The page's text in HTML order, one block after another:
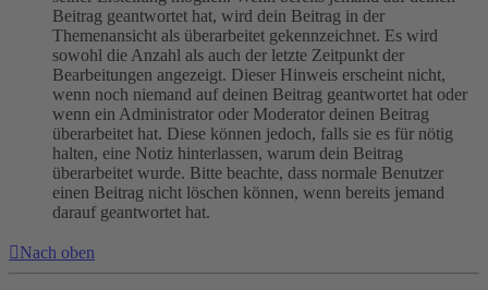
Beitrag geantwortet hat, wird dein Beitrag in der
Themenansicht als überarbeitet gekennzeichnet. Es wird
sowohl die Anzahl als auch der letzte Zeitpunkt der
Bearbeitungen angezeigt. Dieser Hinweis erscheint nicht,
wenn noch niemand auf deinen Beitrag geantwortet hat oder
wenn ein Administrator oder Moderator deinen Beitrag
überarbeitet hat. Diese können jedoch, falls sie es für nötig
halten, eine Notiz hinterlassen, warum dein Beitrag
überarbeitet wurde. Bitte beachte, dass normale Benutzer
einen Beitrag nicht löschen können, wenn bereits jemand
darauf geantwortet hat.
Nach oben